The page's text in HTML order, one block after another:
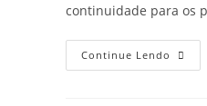
continuidade para os
Continue Lendo